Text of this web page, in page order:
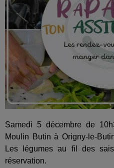
Samedi 5 décembre de
Moulin Butin à Origny-le-
Les légumes au fil des
réservation.